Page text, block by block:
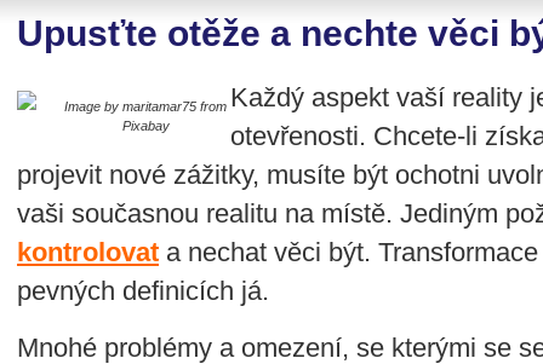
Upusťte otěže a nechte věci
Image by maritamar75 from
Pixabay
Každý aspekt vaší reality
otevřenosti. Chcete-li
projevit nové zážitky, musíte být ochotni
vaši současnou realitu na místě. Jediným
kontrolovat a nechat věci být.
pevných definicích já.
Mnohé problémy a omezení, se kterými se